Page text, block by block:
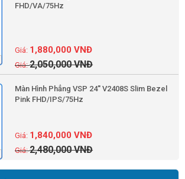
FHD/VA/75Hz
2,050,000VNĐ
1,880,000VNĐ
Màn Hình Phẳng VSP 24'' V2408S Slim Bezel
Pink FHD/IPS/75Hz
2,480,000VNĐ
1,840,000VNĐ